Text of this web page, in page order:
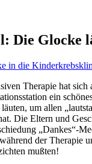
Die Glocke
in die
Therapie hat
ein
um allen
Die Eltern und
„Dankes“-
der Therapie
mußten!